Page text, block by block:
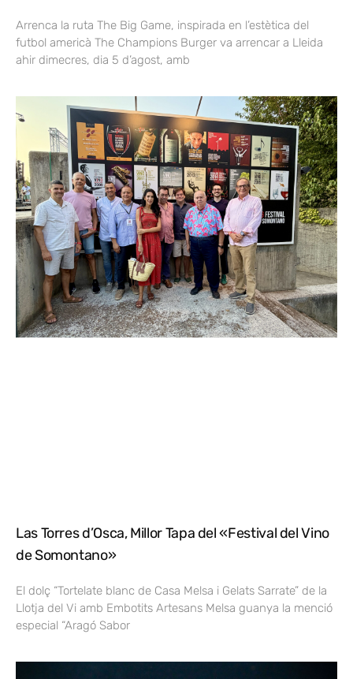
Arrenca la ruta The Big Game, inspirada en l’estètica del
futbol americà The Champions Burger va arrencar a Lleida
ahir dimecres, dia 5 d’agost, amb
Las Torres d’Osca, Millor Tapa del «Festival del Vino
de Somontano»
El dolç “Tortelate blanc de Casa Melsa i Gelats Sarrate” de la
Llotja del Vi amb Embotits Artesans Melsa guanya la menció
especial “Aragó Sabor